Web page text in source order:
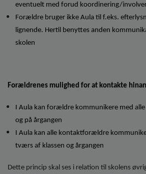
eventuelt med forud koordinering/
Forældre bruger ikke Aula til f.eks.
lignende. Hertil benyttes anden
skolen
Forældrenes mulighed for at kontakte
I Aula kan forældre kommunikere med
og på årgangen
I Aula kan alle kontaktforældre
tværs af klassen og årgangen
Dette princip skal ses i relation til skolens